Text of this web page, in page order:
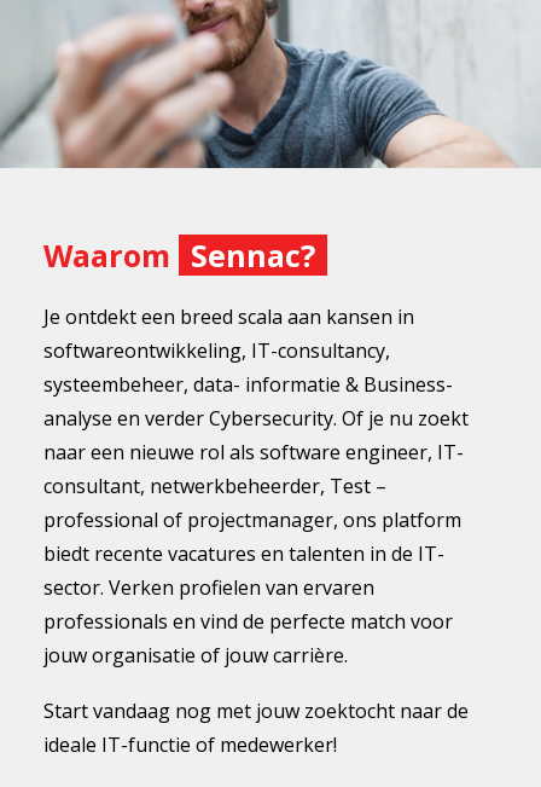
Waarom Sennac?
Je ontdekt een breed scala aan kansen in
softwareontwikkeling, IT-consultancy,
systeembeheer, data- informatie & Business-
analyse en verder Cybersecurity. Of je nu zoekt
naar een nieuwe rol als software engineer, IT-
consultant, netwerkbeheerder, Test –
professional of projectmanager, ons platform
biedt recente vacatures en talenten in de IT-
sector. Verken profielen van ervaren
professionals en vind de perfecte match voor
jouw organisatie of jouw carrière.
Start vandaag nog met jouw zoektocht naar de
ideale IT-functie of medewerker!